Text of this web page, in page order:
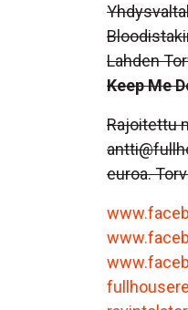
Lahden
Keep Me
Rajoitettu
euroa.